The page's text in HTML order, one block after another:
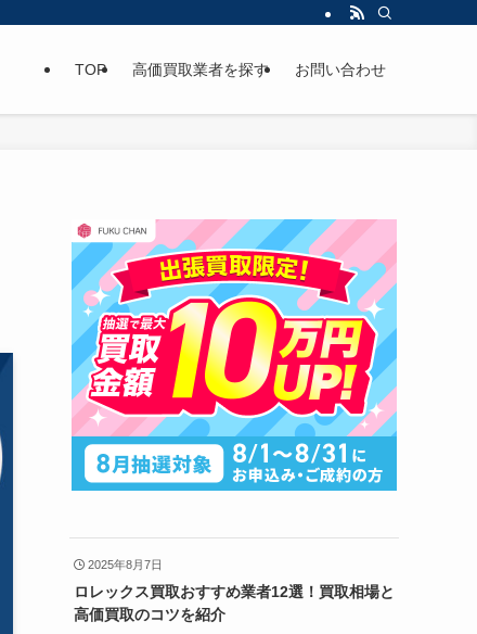
TOP 高価買取業者を探す お問い合わせ
2025年8月7日
ロレックス買取おすすめ業者12選！買取相場と
高価買取のコツを紹介